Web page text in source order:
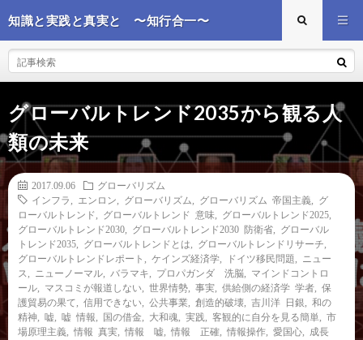
知識と実践と真実と 〜知行合一〜
グローバルトレンド2035から観る人
類の未来
2017.09.06
グローバリズム
インフラ
エンロン グローバリズム グローバリズム 帝国主義
グ
ローバルトレンド
グローバルトレンド 意味 グローバルトレンド2025
グローバルトレンド2030
グローバルトレンド2030 防衛省
グローバル
トレンド2035
グローバルトレンドとは グローバルトレンドリサーチ
グローバルトレンドレポート
ケインズ経済学 ドイツ移民問題
ニュー
ス
ニューノーマル バラマキ プロパガンダ 洗脳
マインドコントロ
ール
マスコミが報道しない 世界情勢 事実 供給側の経済学 学者
保
護貿易の果て
信用できない 公共事業 創造的破壊 吉川洋 日銀
和の
精神
嘘 嘘 情報 国の借金 大和魂 実践 客観的に自分を見る簡単
市
場原理主義
情報 真実 情報 嘘 情報 正確 情報操作 愛国心
成長